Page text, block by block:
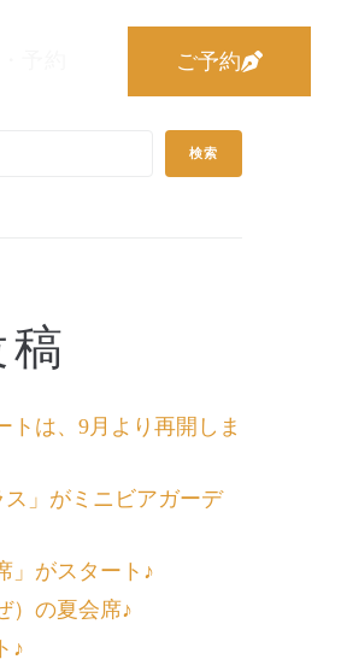
ご予約
検索
トは、9月より再開しま
ス」がミニビアガーデ
」がスタート♪
）の夏会席♪
♪